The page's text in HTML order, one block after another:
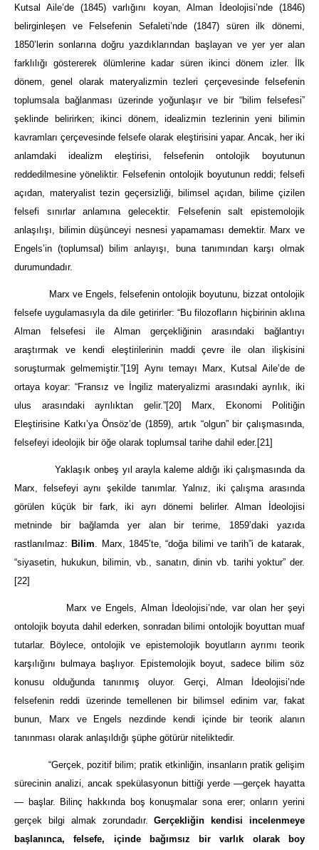
Kutsal Aile’de (1845) varlığını koyan, Alman İdeolojisi’nde (1846)
belirginleşen ve Felsefenin Sefaleti’nde (1847) süren ilk dönemi,
1850’lerin sonlarına doğru yazdıklarından başlayan ve yer yer alan
farklılığı göstererek ölümlerine kadar süren ikinci dönem izler. İlk
dönem, genel olarak materyalizmin tezleri çerçevesinde felsefenin
toplumsala bağlanması üzerinde yoğunlaşır ve bir “bilim felsefesi”
şeklinde belirirken; ikinci dönem, idealizmin tezlerinin yeni bilimin
kavramları çerçevesinde felsefe olarak eleştirisini yapar. Ancak, her iki
anlamdaki idealizm eleştirisi, felsefenin ontolojik boyutunun
reddedilmesine yöneliktir. Felsefenin ontolojik boyutunun reddi; felsefi
açıdan, materyalist tezin geçersizliği, bilimsel açıdan, bilime çizilen
felsefi sınırlar anlamına gelecektir. Felsefenin salt epistemolojik
anlaşılışı, bilimin düşünceyi nesnesi yapamaması demektir. Marx ve
Engels’in (toplumsal) bilim anlayışı, buna tanımından karşı olmak
durumundadır.
Marx ve Engels, felsefenin ontolojik boyutunu, bizzat ontolojik
felsefe uygulamasıyla da dile getirirler: “Bu filozofların hiçbirinin aklına
Alman felsefesi ile Alman gerçekliğinin arasındaki bağlantıyı
araştırmak ve kendi eleştirilerinin maddi çevre ile olan ilişkisini
soruşturmak gelmemiştir.”[19]
Aynı temayı Marx, Kutsal Aile’de de
ortaya koyar: “Fransız ve İngiliz materyalizmi arasındaki ayrılık, iki
ulus arasındaki ayrılıktan gelir.”[20] Marx, Ekonomi Politiğin
Eleştirisine Katkı’ya Önsöz’de (1859), artık “olgun” bir çalışmasında,
felsefeyi ideolojik bir öğe olarak toplumsal tarihe dahil eder. [21]
Yaklaşık onbeş yıl arayla kaleme aldığı iki çalışmasında da
Marx, felsefeyi aynı şekilde tanımlar. Yalnız, iki çalışma arasında
görülen küçük bir fark, iki ayrı dönemi belirler. Alman İdeolojisi
metninde bir bağlamda yer alan bir terime, 1859’daki yazıda
rastlanılmaz: Bilim. Marx, 1845’te, “doğa bilimi ve tarih”i de katarak,
“siyasetin, hukukun, bilimin, vb., sanatın, dinin vb. tarihi yoktur” der.
[22]
Marx ve Engels, Alman İdeolojisi’nde, var olan her şeyi
ontolojik boyuta dahil ederken, sonradan bilimi ontolojik boyuttan muaf
tutarlar. Böylece, ontolojik ve epistemolojik boyutların ayrımı teorik
karşılığını bulmaya başlıyor. Epistemolojik boyut, sadece bilim söz
konusu olduğunda tanınmış oluyor. Gerçi, Alman İdeolojisi’nde
felsefenin reddi üzerinde temellenen bir bilimsel edinim var, fakat
bunun, Marx ve Engels nezdinde kendi içinde bir teorik alanın
tanınması olarak anlaşıldığı şüphe götürür niteliktedir.
“Gerçek, pozitif bilim; pratik etkinliğin, insanların pratik gelişim
sürecinin analizi, ancak spekülasyonun bittiği yerde —gerçek hayatta
— başlar. Bilinç hakkında boş konuşmalar sona erer; onların yerini
gerçek bilgi almak zorundadır.Gerçekliğin kendisi incelenmeye
başlanınca, felsefe, içinde bağımsız bir varlık olarak boy